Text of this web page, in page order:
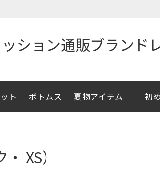
袖シャツ アウター/ジャ
ー
夏物アイテム
メルマガ登録ク
ト ボトムス 夏物アイテム 初
XS）